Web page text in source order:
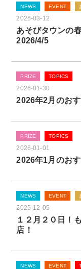
NEWS EVENT
2026-03-12
あそびタウンの
2026/4/5
PRIZE TOPICS
2026-01-30
2026年2月のお
PRIZE TOPICS
2026-01-01
2026年1月のお
NEWS EVENT
2025-12-05
１２月２０日！
店！
NEWS EVENT